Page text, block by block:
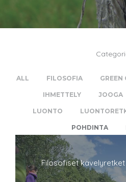
ALL FILOSOFIA GREEN
IHMETTELY JOOGA
LUONTO
POHDINTA
Filosofiset kävelyretket